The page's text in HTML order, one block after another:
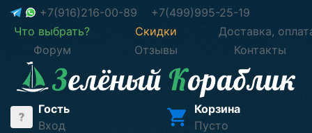
+7(916)216-00-89
+7(499)995-25-19
Что выбрать?
Скидки
Доставка,
Форум
Отзывы Контакты
Гость
Вход
Корзина
Пусто